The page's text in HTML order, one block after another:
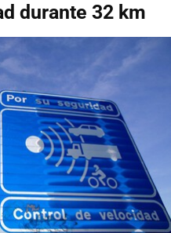
durante 32 km